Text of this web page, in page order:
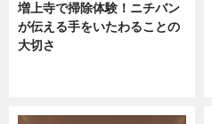
増上寺で掃除体験！ニチバン
が伝える手をいたわることの
大切さ